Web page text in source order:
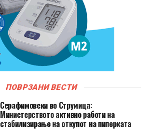
ПОВРЗАНИ ВЕСТИ
Серафимовски во Струмица:
Министерството активно работи на
стабилизирање на откупот на пиперката